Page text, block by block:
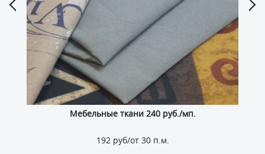
Мебельные ткани 240 руб./мп.
192 руб/от 30 п.м.